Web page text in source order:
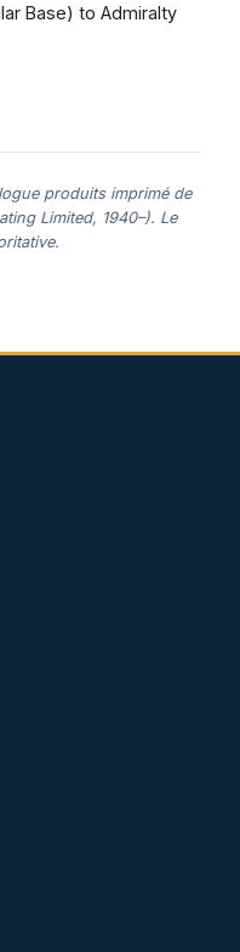
Base) to Admiralty
produits imprimé de
Limited, 1940–). Le